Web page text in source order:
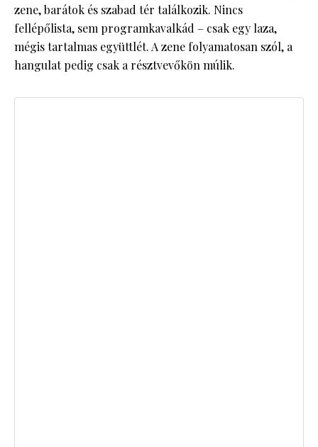
zene, barátok és szabad tér találkozik. Nincs
fellépőlista, sem programkavalkád – csak egy laza,
mégis tartalmas együttlét. A zene folyamatosan szól, a
hangulat pedig csak a résztvevőkön múlik.